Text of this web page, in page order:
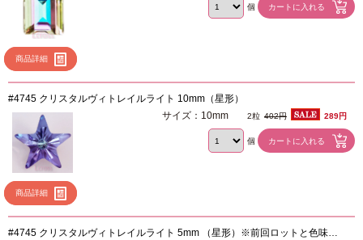
商品詳細
個
#4745 クリスタルヴィトレイルライト 10mm（星形）
商品詳細
サイズ：10mm 2粒 402円 289円
個
#4745 クリスタルヴィトレイルライト 5mm （星形）※前回ロットと色味が